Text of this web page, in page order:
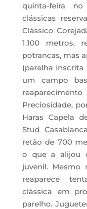
quinta-feira
clássicas
Clássico
1.100 metros,
potrancas, mas
(parelha
um campo
Preciosidade,
Haras Capela
Stud
retão de 700
o que a alijou
juvenil.
reaparece
clássica em
parelho.